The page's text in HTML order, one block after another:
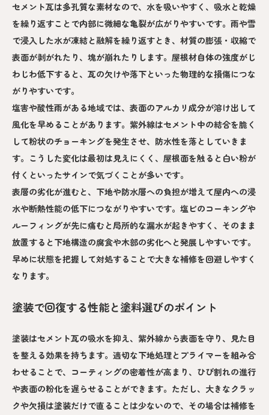
セメント瓦は多孔質な素材なので、水を吸いやすく、吸水と乾燥
を繰り返すことで内部に微細な亀裂が広がりやすいです。雨や雪
で浸入した水が凍結と融解を繰り返すとき、材質の膨張・収縮で
表面が剥がれたり、塊が崩れたりします。屋根材自体の強度がじ
わじわ低下すると、瓦の欠けや落下といった物理的な損傷につな
がりやすいです。
塩害や酸性雨がある地域では、表面のアルカリ成分が溶け出して
風化を早めることがあります。紫外線はセメント中の結合を脆く
して粉状のチョーキングを発生させ、防水性を落としていきま
す。こうした変化は最初は見えにくく、屋根面を触ると白い粉が
付くといったサインで気づくことが多いです。
表層の劣化が進むと、下地や防水層への負担が増えて屋内への浸
水や断熱性能の低下につながりやすいです。塩ビのコーキングや
ルーフィングが先に痛むと局所的な漏水が起きやすく、そのまま
放置すると下地構造の腐食や木部の劣化へと発展しやすいです。
早めに状態を把握して対処することで大きな補修を回避しやすく
なります。
塗装で回復する性能と塗料選びのポイント
塗装はセメント瓦の吸水を抑え、紫外線から表面を守り、見た目
を整える効果を持ちます。適切な下地処理とプライマーを組み合
わせることで、コーティングの密着性が高まり、ひび割れの進行
や表面の粉化を遅らせることができます。ただし、大きなクラッ
クや欠損は塗装だけで直ることは少ないので、その場合は補修を